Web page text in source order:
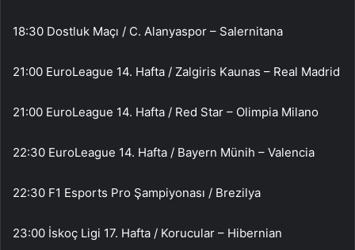
18:30 Dostluk Maçı / C. Alanyaspor – Salernitana
21:00 EuroLeague 14. Hafta / Zalgiris Kaunas – Real Madrid
21:00 EuroLeague 14. Hafta / Red Star – Olimpia Milano
22:30 EuroLeague 14. Hafta / Bayern Münih – Valencia
22:30 F1 Esports Pro Şampiyonası / Brezilya
23:00 İskoç Ligi 17. Hafta / Korucular – Hibernian